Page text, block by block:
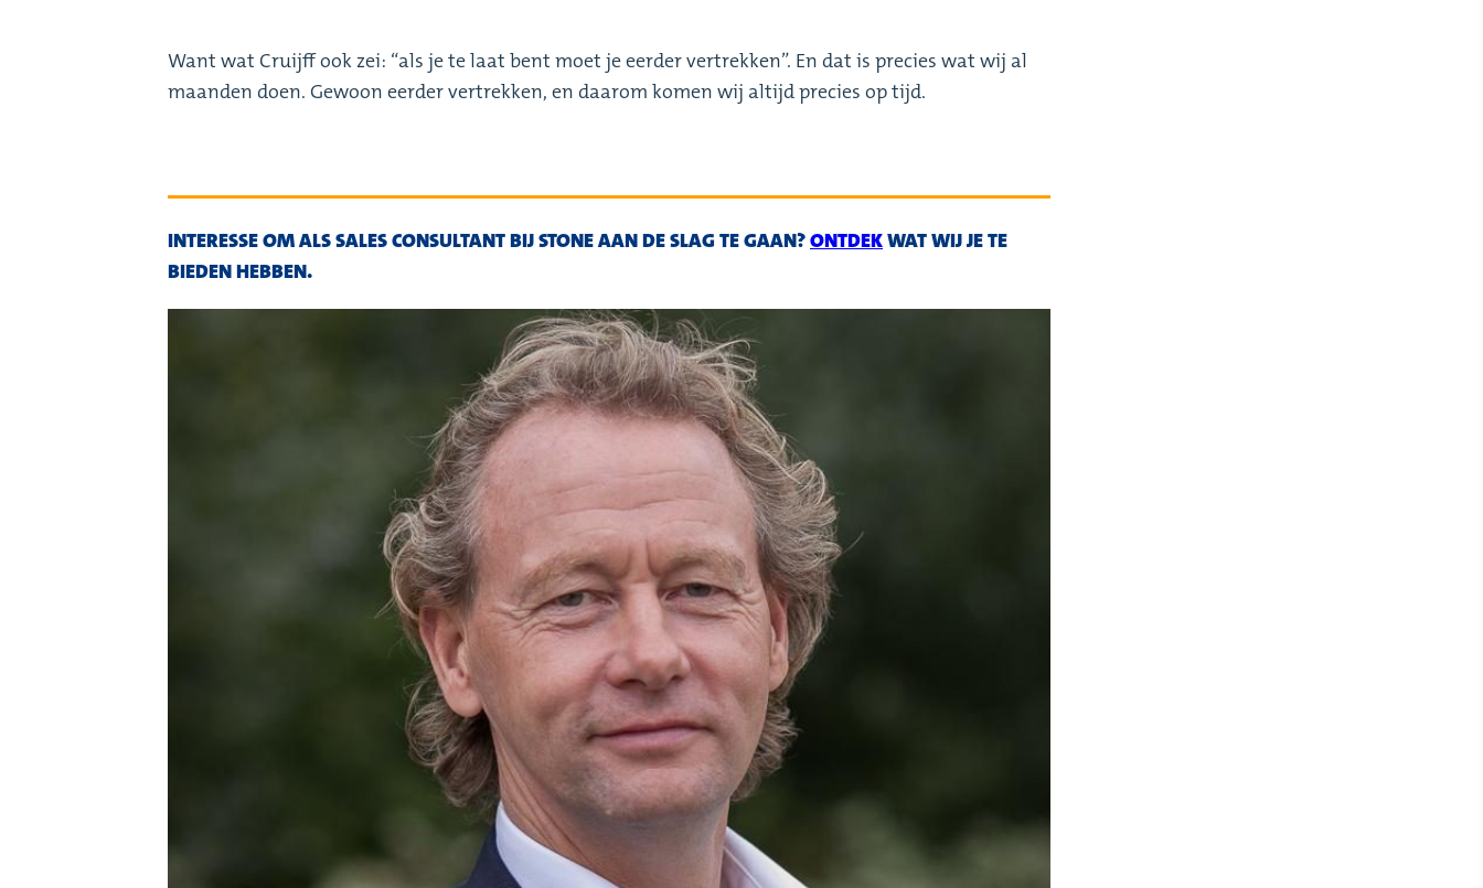
Want wat Cruijff ook zei: “als je te laat bent moet je eerder vertrekken”. En dat is precies wat wij al
maanden doen. Gewoon eerder vertrekken, en daarom komen wij altijd precies op tijd.
INTERESSE OM ALS SALES CONSULTANT BIJ STONE AAN DE SLAG TE GAAN?ONTDEKWAT WIJ JE TE
BIEDEN HEBBEN.